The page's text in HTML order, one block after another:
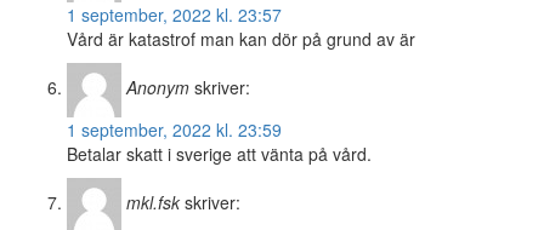
1 september, 2022 kl. 23:57
Vård är katastrof man kan dör på grund av är
Anonym skriver:
1 september, 2022 kl. 23:59
Betalar skatt i sverige att vänta på vård.
mkl.fsk skriver: